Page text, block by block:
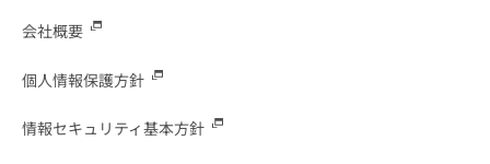
会社概要
個人情報保護方針
情報セキュリティ基本方針